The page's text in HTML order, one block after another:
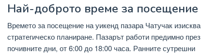
Най-доброто време за посещение
Времето за посещение на уикенд пазара Чатучак изисква
стратегическо планиране. Пазарът работи предимно през
почивните дни, от 6:00 до 18:00 часа. Ранните сутрешни